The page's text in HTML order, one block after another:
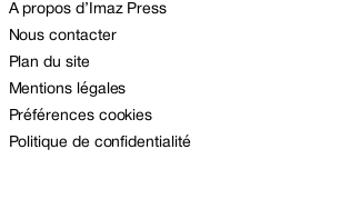
A propos d’Imaz Press
Nous contacter
Plan du site
Mentions légales
Préférences cookies
Politique de confidentialité